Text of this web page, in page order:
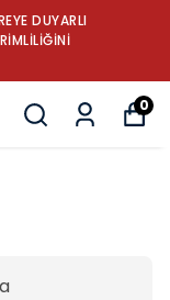
DUYARLI
0